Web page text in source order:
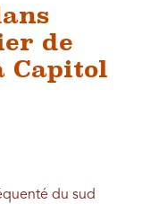
de
Capitol
du sud